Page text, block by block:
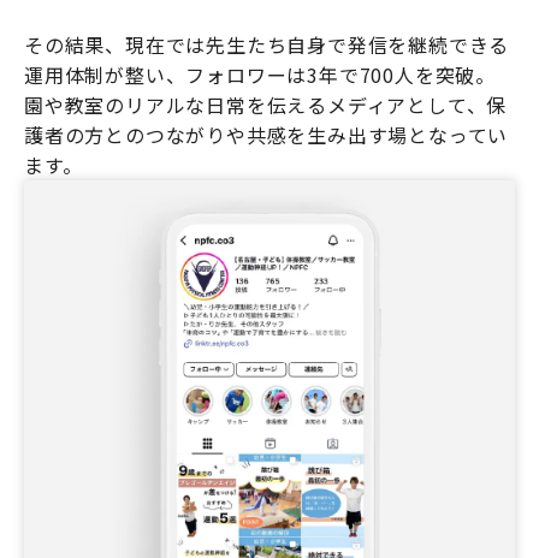
その結果、現在では先生たち自身で発信を継続できる
運用体制が整い、フォロワーは3年で700人を突破。
園や教室のリアルな日常を伝えるメディアとして、保
護者の方とのつながりや共感を生み出す場となってい
ます。